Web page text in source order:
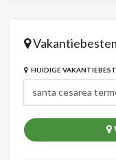
HUIDIGE